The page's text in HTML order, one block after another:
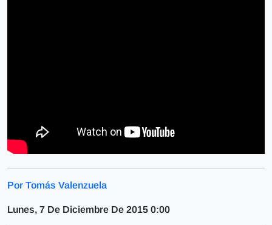
Por Tomás Valenzuela
Lunes, 7 De Diciembre De 2015 0:00